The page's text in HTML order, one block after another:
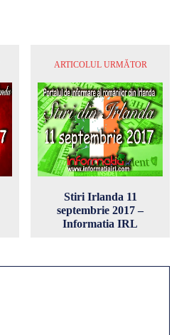
ARTICOLUL URMĂTOR
Stiri Irlanda 11
septembrie 2017 –
Informatia IRL